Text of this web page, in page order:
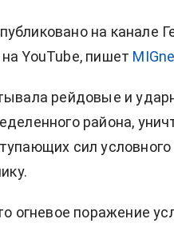
на канале
YouTube, пишет
рейдовые и
района,
сил условного
огневое поражение